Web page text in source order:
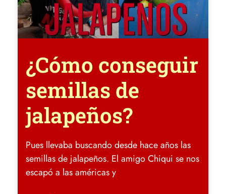
¿Cómo conseguir
semillas de
jalapeños?
Pues llevaba buscando desde hace años las
semillas de jalapeños. El amigo Chiqui se nos
escapó a las américas y